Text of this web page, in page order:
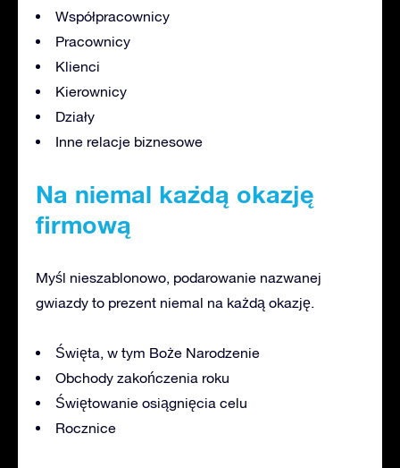
Współpracownicy
Pracownicy
Klienci
Kierownicy
Działy
Inne relacje biznesowe
Na niemal każdą okazję
firmową
Myśl nieszablonowo, podarowanie nazwanej
gwiazdy to prezent niemal na każdą okazję.
Święta, w tym Boże Narodzenie
Obchody zakończenia roku
Świętowanie osiągnięcia celu
Rocznice